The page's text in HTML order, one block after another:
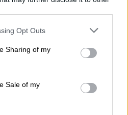
app uses one or more Google
behaviour. You may click to
and its third-party tags to
purposes in below Google
Opt Outs
Sharing of my
Sale of my
δεσμεύσεις των ΝΔ,
σε όλους
το ΚΚΕ
σχετικά με την
και με δεδομένες τις